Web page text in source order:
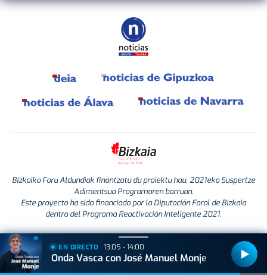
Bizkaiko Foru Aldundiak finantzatu du proiektu hau, 2021eko Suspertze
Adimentsua Programaren barruan.
Este proyecto ha sido financiado por la Diputación Foral de Bizkaia
dentro del Programa Reactivación Inteligente 2021.
EN DIRECTO 13:05 - 14:00
Onda Vasca con José Manuel Monje